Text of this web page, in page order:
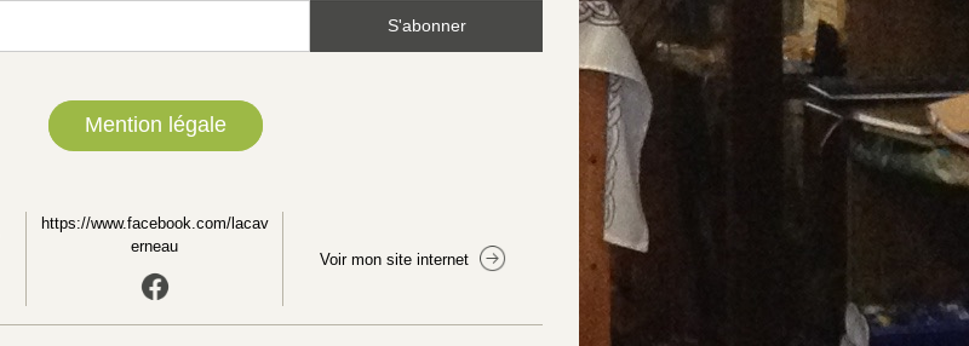
S'abonner
Mention légale
https://www.facebook.com/lacav
erneau
Voir mon site internet